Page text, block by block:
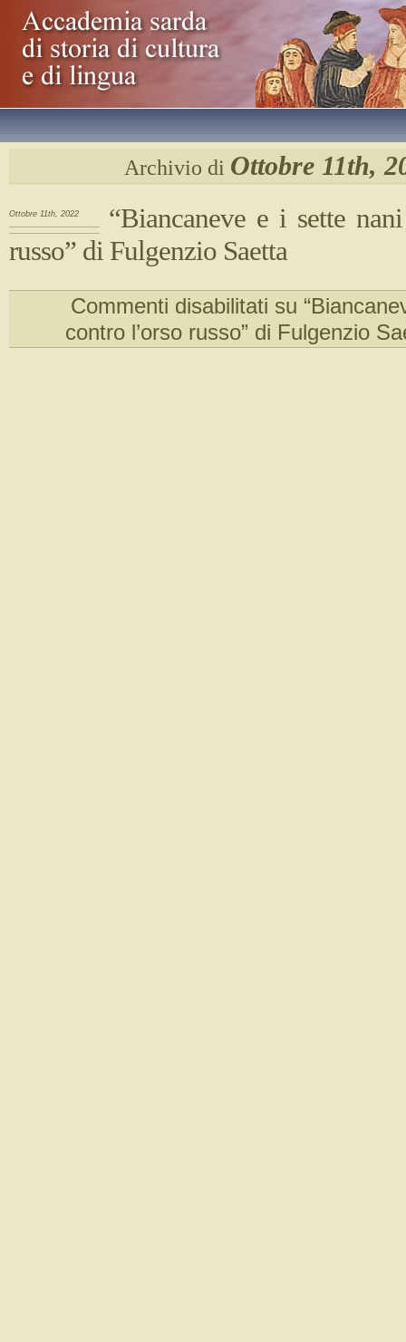
Archivio di Ottobre 11th,
Ottobre 11th, 2022
“Biancaneve e i sette
russo” di Fulgenzio Saetta
Commenti disabilitati su
contro l’orso russo” di Fulgenzio